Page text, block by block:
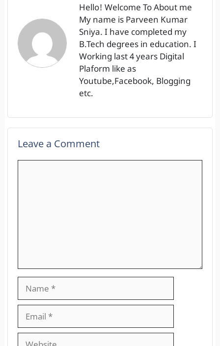
Hello! Welcome To About me
My name is Parveen Kumar
Sniya. I have completed my
B.Tech degrees in education. I
Working last 4 years Digital
Plaform like as
Youtube,Facebook, Blogging
etc.
Leave a Comment